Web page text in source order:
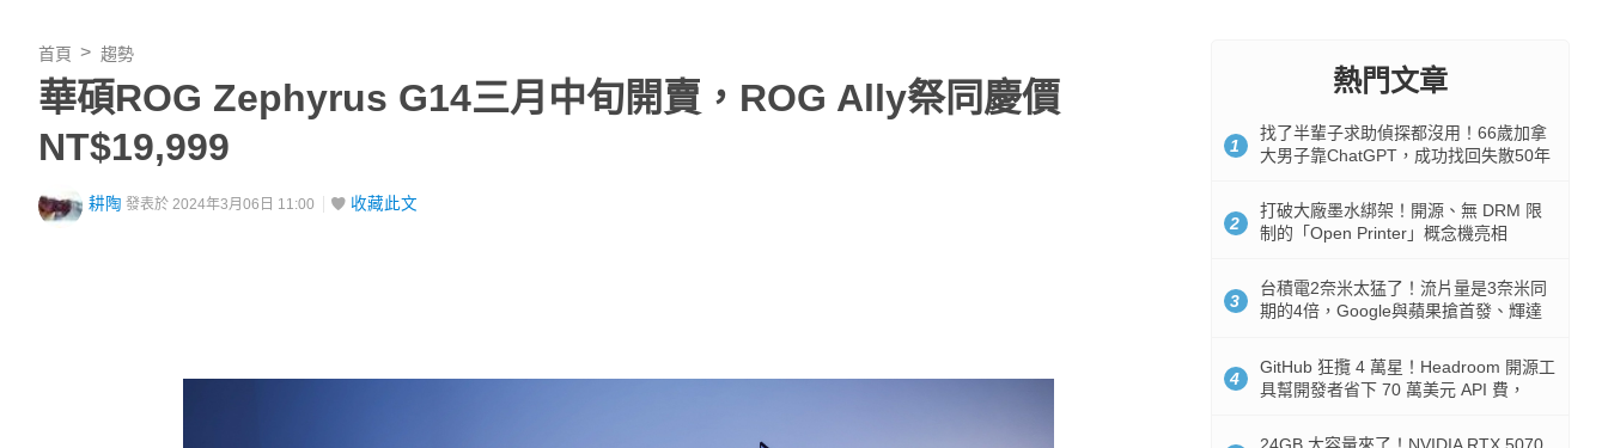
首頁 趨勢
華碩ROG Zephyrus G14三月中旬開賣，ROG Ally祭同慶價
NT$19,999
耕陶 發表於 2024年3月06日 11:00 收藏此文
熱門文章
1
找了半輩子求助偵探都沒用！66歲加拿
大男子靠ChatGPT，成功找回失散50年
2
打破大廠墨水綁架！開源、無 DRM 限
制的「Open Printer」概念機亮相
3
台積電2奈米太猛了！流片量是3奈米同
期的4倍，Google與蘋果搶首發、輝達
4
GitHub 狂攬 4 萬星！Headroom 開源工
具幫開發者省下 70 萬美元 API 費，
24GB 大容量來了！NVIDIA RTX 5070